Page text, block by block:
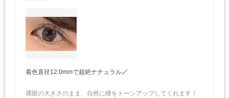
着色直径12.0mmで超絶ナチュラル🪄
裸眼の大きさのまま、自然に瞳をトーンアップしてくれます！